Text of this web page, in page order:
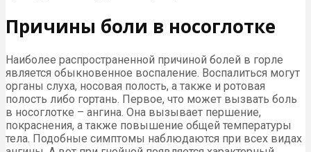
Причины боли в носоглотке
Наиболее распространенной причиной болей в горле
является обыкновенное воспаление. Воспалиться могут
органы слуха, носовая полость, а также и ротовая
полость либо гортань. Первое, что может вызвать боль
в носоглотке – ангина. Она вызывает першение,
покраснения, а также повышение общей температуры
тела. Подобные симптомы наблюдаются при всех видах